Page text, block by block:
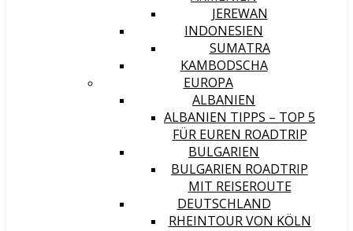
JEREWAN
INDONESIEN
SUMATRA
KAMBODSCHA
EUROPA
ALBANIEN
ALBANIEN TIPPS – TOP 5
FÜR EUREN ROADTRIP
BULGARIEN
BULGARIEN ROADTRIP
MIT REISEROUTE
DEUTSCHLAND
RHEINTOUR VON KÖLN